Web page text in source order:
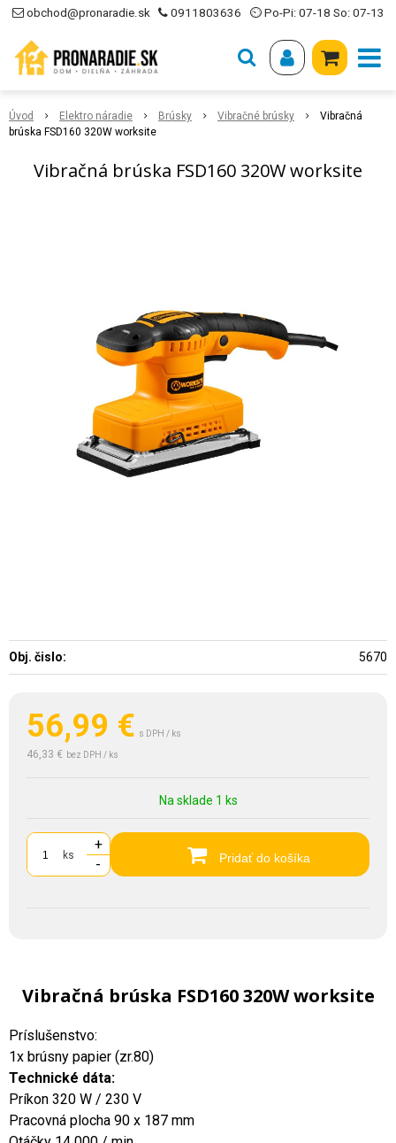
obchod@pronaradie.sk 0911803636 ⏲ Po-Pi: 07-18 So: 07-13
Úvod Elektro náradie Brúsky Vibračné brúsky
Vibračná
brúska FSD160 320W worksite
Vibračná brúska FSD160 320W worksite
56,99 € s DPH / ks
46,33 € bez DPH / ks
Na sklade 1 ks
ks
+
-
Pridať do košíka
Obj. čislo: 5670
Vibračná brúska FSD160 320W worksite
Príslušenstvo:
1x brúsny papier (zr.80)
Technické dáta:
Príkon 320 W / 230 V
Pracovná plocha 90 x 187 mm